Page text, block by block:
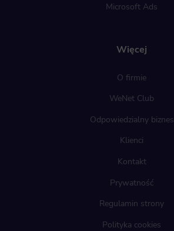
Więcej
O firmie
WeNet Club
Odpowiedzialny biznes
Klienci
Kontakt
Prywatność
Regulamin strony
Polityka cookies
Microsoft Ads